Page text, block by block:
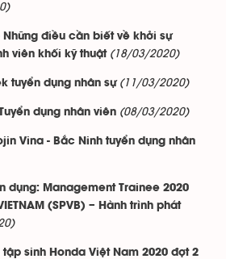
Những điều cần biết về khởi sự
viên khối kỹ thuật (18/03/2020)
tuyển dụng nhân sự (11/03/2020)
Tuyển dụng nhân viên (08/03/2020)
Vina - Bắc Ninh tuyển dụng nhân
dụng: Management Trainee 2020
(SPVB) – Hành trình phát
sinh Honda Việt Nam 2020 đợt 2